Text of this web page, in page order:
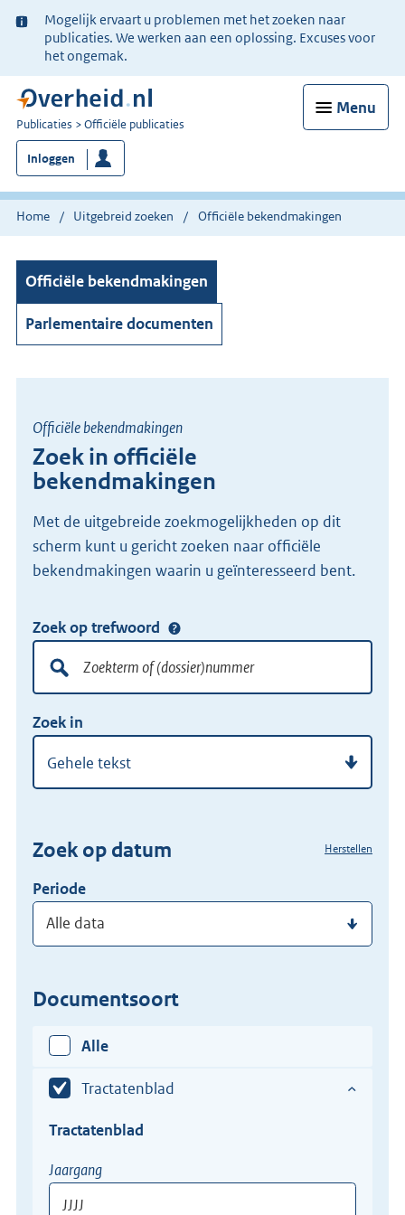
Ter
informatie:
Mogelijk ervaart u problemen met het zoeken naar
publicaties. We werken aan een oplossing. Excuses voor
het ongemak.
Menu
U
bent
nu
hier:
Publicaties Officiële publicaties
Inloggen
Home Uitgebreid zoeken Officiële bekendmakingen
Officiële bekendmakingen
Parlementaire documenten
Zoek in officiële
bekendmakingen
Officiële bekendmakingen
Met de uitgebreide zoekmogelijkheden op dit
scherm kunt u gericht zoeken naar officiële
bekendmakingen waarin u geïnteresseerd bent.
Doorzoek
alle
lokale
wet-
en
regelgeving
Zoek op trefwoord
of
(dossier)nummer
hier
uw
in
Zoek in
Zoek op datum
Periode
Herstellen
Documentsoort
Alle
Tractatenblad
Tractatenblad
Tractatenblad
Jaargang